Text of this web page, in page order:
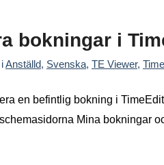
bokningar i
iAnställd, Svenska, TE Viewer,
en befintlig bokning i
Mina bokningar